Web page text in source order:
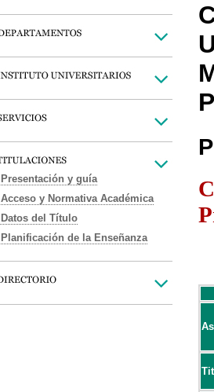
Presentación y guía
Acceso y Normativa Académica
Datos del Título
Planificación de la Enseñanza